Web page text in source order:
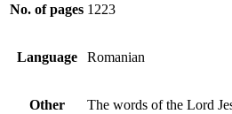
No. of pages 1223
Language Romanian
Other The words of the Lord